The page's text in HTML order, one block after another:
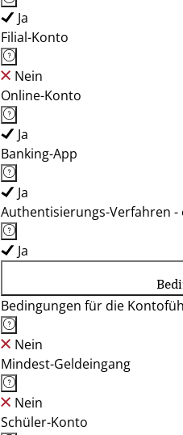
Ja
Filial-Konto
Nein
Online-Konto
Ja
Banking-App
Ja
Authentisierungs-Verfahren -
Ja
Bedingungen für die
Nein
Mindest-Geldeingang
Nein
Schüler-Konto